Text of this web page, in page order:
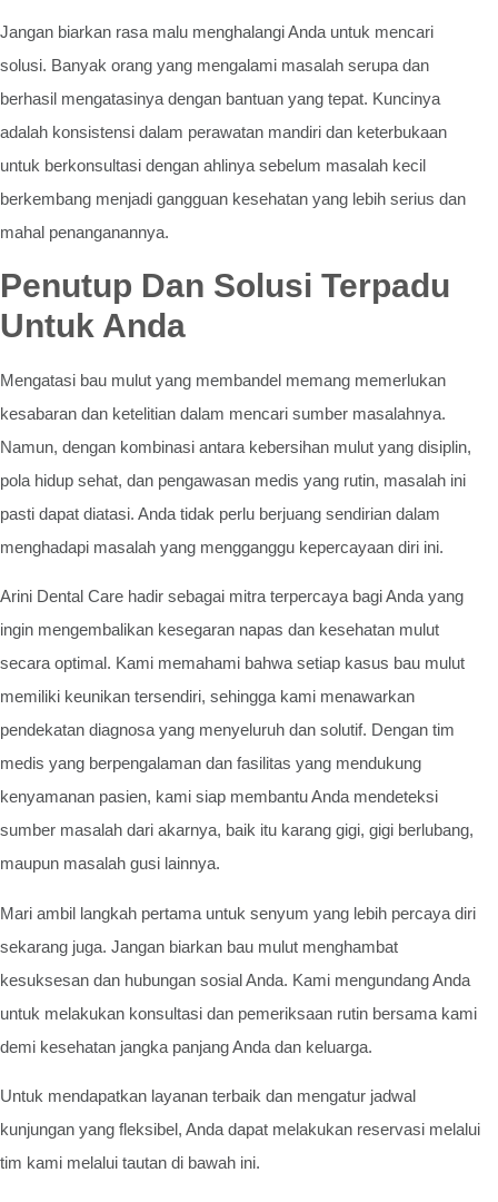
Jangan biarkan rasa malu menghalangi Anda untuk mencari
solusi. Banyak orang yang mengalami masalah serupa dan
berhasil mengatasinya dengan bantuan yang tepat. Kuncinya
adalah konsistensi dalam perawatan mandiri dan keterbukaan
untuk berkonsultasi dengan ahlinya sebelum masalah kecil
berkembang menjadi gangguan kesehatan yang lebih serius dan
mahal penanganannya.
Penutup Dan Solusi Terpadu
Untuk Anda
Mengatasi bau mulut yang membandel memang memerlukan
kesabaran dan ketelitian dalam mencari sumber masalahnya.
Namun, dengan kombinasi antara kebersihan mulut yang disiplin,
pola hidup sehat, dan pengawasan medis yang rutin, masalah ini
pasti dapat diatasi. Anda tidak perlu berjuang sendirian dalam
menghadapi masalah yang mengganggu kepercayaan diri ini.
Arini Dental Care hadir sebagai mitra terpercaya bagi Anda yang
ingin mengembalikan kesegaran napas dan kesehatan mulut
secara optimal. Kami memahami bahwa setiap kasus bau mulut
memiliki keunikan tersendiri, sehingga kami menawarkan
pendekatan diagnosa yang menyeluruh dan solutif. Dengan tim
medis yang berpengalaman dan fasilitas yang mendukung
kenyamanan pasien, kami siap membantu Anda mendeteksi
sumber masalah dari akarnya, baik itu karang gigi, gigi berlubang,
maupun masalah gusi lainnya.
Mari ambil langkah pertama untuk senyum yang lebih percaya diri
sekarang juga. Jangan biarkan bau mulut menghambat
kesuksesan dan hubungan sosial Anda. Kami mengundang Anda
untuk melakukan konsultasi dan pemeriksaan rutin bersama kami
demi kesehatan jangka panjang Anda dan keluarga.
Untuk mendapatkan layanan terbaik dan mengatur jadwal
kunjungan yang fleksibel, Anda dapat melakukan reservasi melalui
tim kami melalui tautan di bawah ini.